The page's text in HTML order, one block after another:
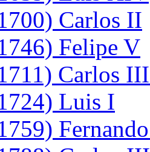
Carlos II
Felipe V
Carlos
Luis I